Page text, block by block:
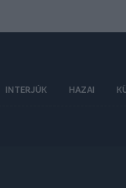
INTERJÚK HAZAI